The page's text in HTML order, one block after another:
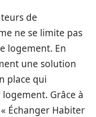
de
ne se limite pas
logement. En
une solution
place qui
Grâce à
Échanger Habiter